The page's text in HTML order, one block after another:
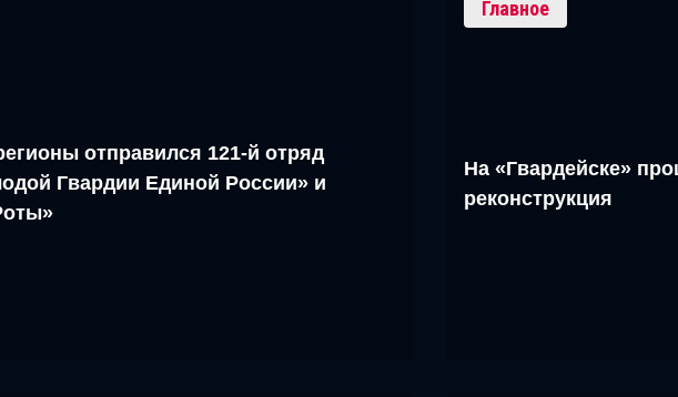
отправился 121-й отряд
Гвардии Единой России» и
Главное
На «Гвардейске»
реконструкция